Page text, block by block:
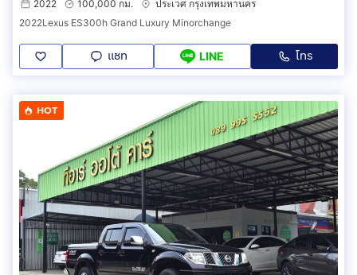
2022 100,000 กม.
ประเวศ กรุงเทพมหานคร
2022Lexus ES300h Grand Luxury Minorchange
แชท LINE โทร
HOT